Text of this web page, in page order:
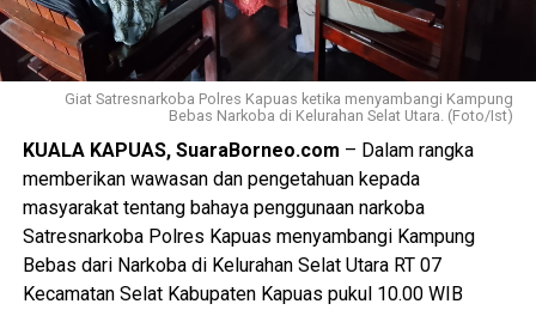
Messenger Twitter/X
Giat Satresnarkoba Polres Kapuas ketika menyambangi Kampung
Bebas Narkoba di Kelurahan Selat Utara. (Foto/Ist)
KUALA KAPUAS, SuaraBorneo.com – Dalam rangka
memberikan wawasan dan pengetahuan kepada
masyarakat tentang bahaya penggunaan narkoba
Satresnarkoba Polres Kapuas menyambangi Kampung
Bebas dari Narkoba di Kelurahan Selat Utara RT 07
Kecamatan Selat Kabupaten Kapuas pukul 10.00 WIB